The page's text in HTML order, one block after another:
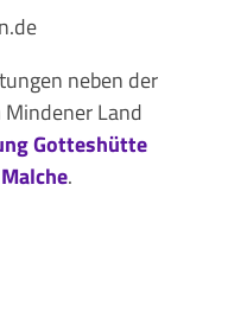
neben der
Mindener Land
Gotteshütte
.